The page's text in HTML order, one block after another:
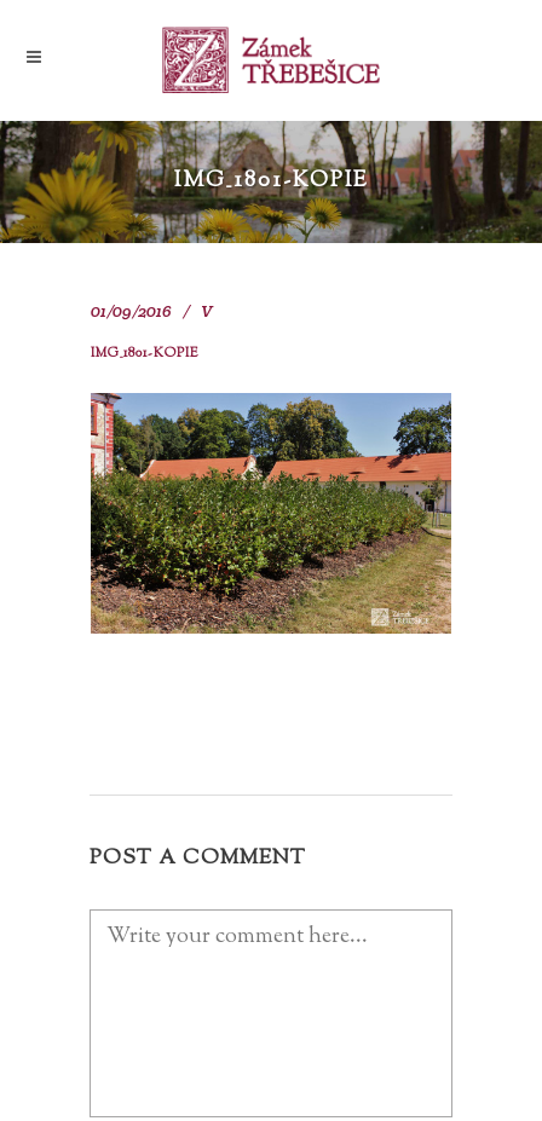
IMG_1801-KOPIE
01/09/2016 V
IMG_1801-KOPIE
POST A COMMENT